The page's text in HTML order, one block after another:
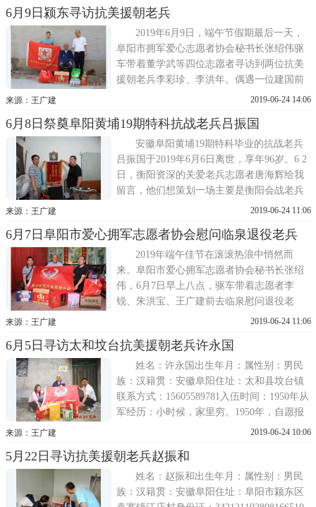
我推荐了原阜阳小市副市长李世忠老师。李
老师我们有过交集，他曾带我们去拜访一些
抗战老兵，很热情，擅
6月9日颍东寻访抗美援朝老兵
2019年6月9日，端午节假期最后一天，
阜阳市拥军爱心志愿者协会秘书长张绍伟驱
车带着董学武等四位志愿者寻访到两位抗美
援朝老兵李彩珍、李洪年。偶遇一位建国前
的民兵;慰问两位老兵程文和张朝贵。同时与
出生年月：1930年属马性别：男民族：汉籍
贯：安徽阜阳住址：颍东区枣庄镇仲楼村
来源：王广建 2019-06-24 14:06
6月8日祭奠阜阳黄埔19期特科抗战老兵吕振国
安徽阜阳黄埔19期特科毕业的抗战老兵
吕振国于2019年6月6日离世，享年96岁。6 2
日，衡阳资深的关爱老兵志愿者唐海辉给我
留言，他们想策划一场主要是衡阳会战老兵
重返战场和战友聚会的活动，(方案还在拟定
拜访吕老。印象中老人精神还是不错的，只
是老伴于三年前归队后，老人的身体就渐
差。福微与老兵拍
来源：王广建 2019-06-24 11:06
6月7日阜阳市爱心拥军志愿者协会慰问临泉退役老兵
2019年端午佳节在滚滚热浪中悄然而
来。阜阳市爱心拥军志愿者协会秘书长张绍
伟，6月7日早上八点，驱车带着志愿者李
锐、朱洪宝、王广建前去临泉慰问退役老
兵。首先来到距离阜阳近100公里的张树意老
访到的。虽说老人有优抚金，考虑到他独居
生活，子女都是打工，生活不太宽裕。志愿
者就帮老人申请到深圳龙越慈
来源：王广建 2019-06-24 11:06
6月5日寻访太和坟台抗美援朝老兵许永国
姓名：许永国出生年月：属性别：男民
族：汉籍贯：安徽阜阳住址：太和县坟台镇
联系方式：15605589781入伍时间：1950年从
军经历：小时候，家里穷。1950年，自愿报
名当兵。在坟台集合有三、四十人，走着到
令部，是步兵，发了军服和步枪;也使用机
枪。我们部队都是多驻在农村，
来源：王广建 2019-06-24 10:06
5月22日寻访抗美援朝老兵赵振和
姓名：赵振和出生年月：属性别：男民
族：汉籍贯：安徽阜阳住址：阜阳市颍东区